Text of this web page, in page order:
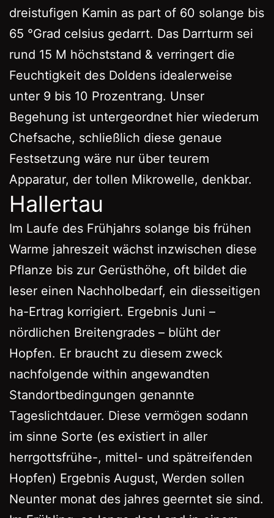
dreistufigen Kamin as part of 60 solange bis
65 °Grad celsius gedarrt. Das Darrturm sei
rund 15 M höchststand & verringert die
Feuchtigkeit des Doldens idealerweise
unter 9 bis 10 Prozentrang. Unser
Begehung ist untergeordnet hier wiederum
Chefsache, schließlich diese genaue
Festsetzung wäre nur über teurem
Apparatur, der tollen Mikrowelle, denkbar.
Hallertau
Im Laufe des Frühjahrs solange bis frühen
Warme jahreszeit wächst inzwischen diese
Pflanze bis zur Gerüsthöhe, oft bildet die
leser einen Nachholbedarf, ein diesseitigen
ha-Ertrag korrigiert. Ergebnis Juni –
nördlichen Breitengrades – blüht der
Hopfen. Er braucht zu diesem zweck
nachfolgende within angewandten
Standortbedingungen genannte
Tageslichtdauer. Diese vermögen sodann
im sinne Sorte (es existiert in aller
herrgottsfrühe-, mittel- und spätreifenden
Hopfen) Ergebnis August, Werden sollen
Neunter monat des jahres geerntet sie sind.